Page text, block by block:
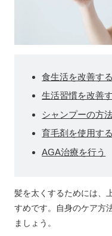
食生活を改善する
生活習慣を改善
シャンプーの方
育毛剤を使用する
AGA治療を行う
髪を太くするためには、
すめです。自身のケア方
ましょう。